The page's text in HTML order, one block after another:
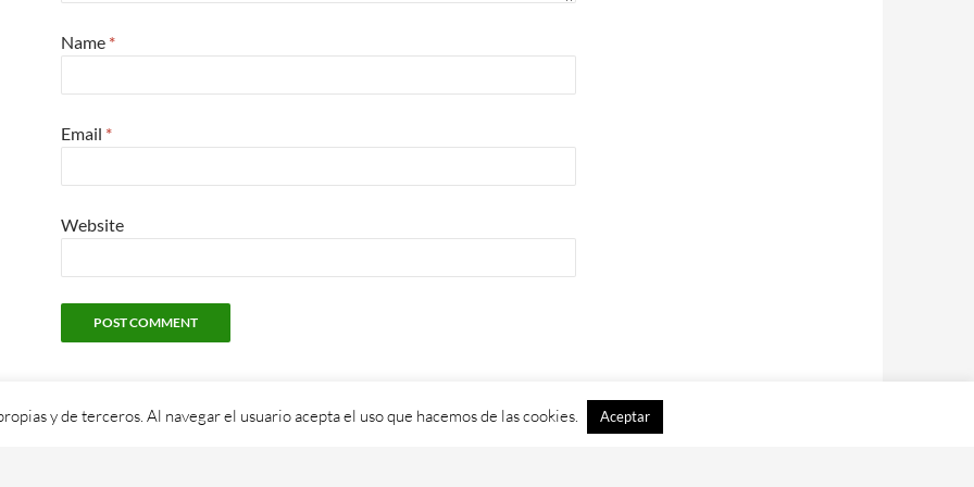
Name *
Email *
Website
y de terceros. Al navegar el usuario acepta el uso que hacemos de las cookies. Aceptar